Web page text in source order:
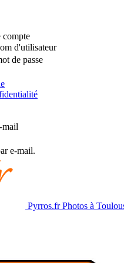
compte
d'utilisateur
de passe
mail
e-mail.
Pyrros.fr Photos à